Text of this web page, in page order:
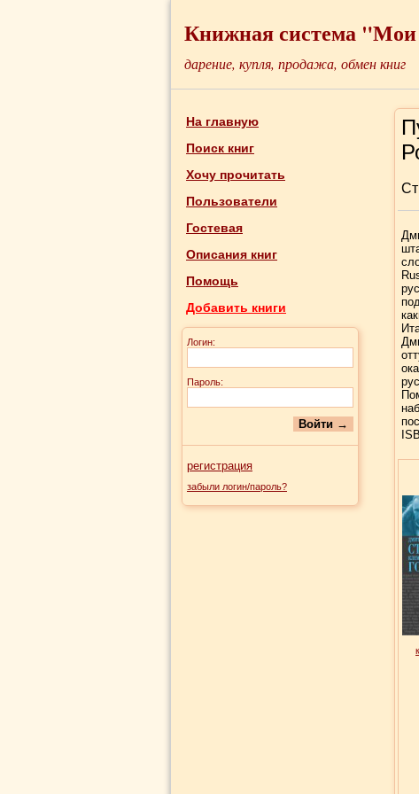
Книжная система
дарение, купля, продажа, обмен книг
На главную
Поиск книг
Хочу прочитать
Пользователи
Гостевая
Описания книг
Помощь
Добавить книги
Логин:
Пароль:
регистрация
забыли логин/пароль?